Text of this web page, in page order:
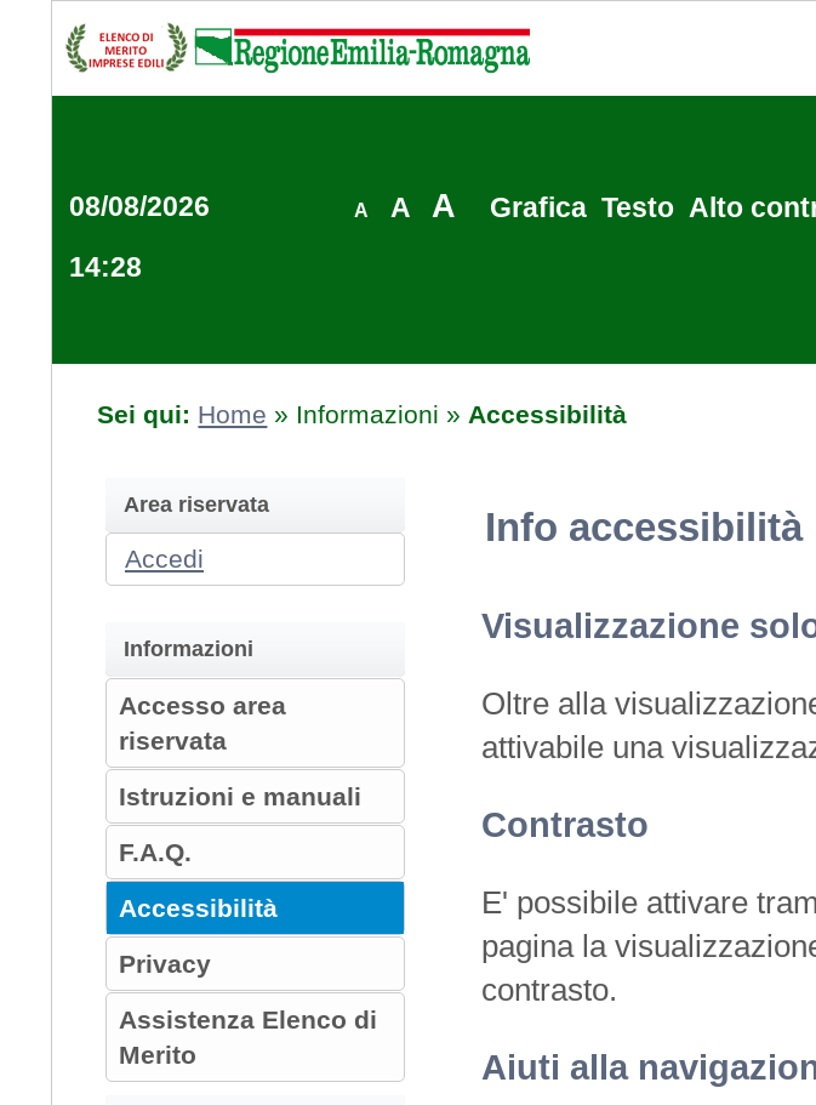
08/08/2026
14:28
A A A Grafica Testo Alto
Sei qui: Home » Informazioni » Accessibilità
Area riservata
Accedi
Informazioni
Accesso area
riservata
Istruzioni e manuali
F.A.Q.
Accessibilità
Privacy
Assistenza Elenco di
Merito
Info accessibilità
Visualizzazione
Oltre alla
attivabile una
Contrasto
E' possibile attivare
pagina la
contrasto.
Aiuti alla